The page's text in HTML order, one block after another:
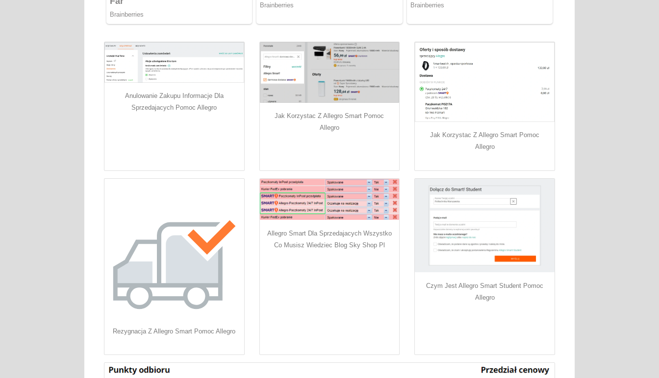
Anulowanie Zakupu Informacje Dla
Sprzedajacych Pomoc Allegro
Jak Korzystac Z Allegro Smart Pomoc
Allegro
Jak Korzystac Z Allegro Smart Pomoc
Allegro
Rezygnacja Z Allegro Smart Pomoc Allegro
Allegro Smart Dla Sprzedajacych Wszystko
Co Musisz Wiedziec Blog Sky Shop Pl
Czym Jest Allegro Smart Student Pomoc
Allegro